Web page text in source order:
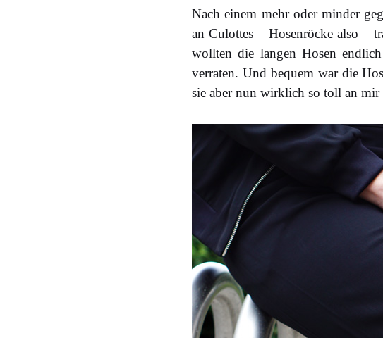
Nach einem mehr oder minder
an Culottes – Hosenröcke also –
wollten die langen Hosen
verraten. Und bequem war die
sie aber nun wirklich so toll an